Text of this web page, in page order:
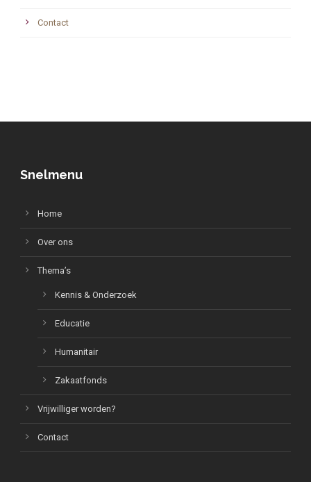
Contact
Snelmenu
Home
Over ons
Thema’s
Kennis & Onderzoek
Educatie
Humanitair
Zakaatfonds
Vrijwilliger worden?
Contact